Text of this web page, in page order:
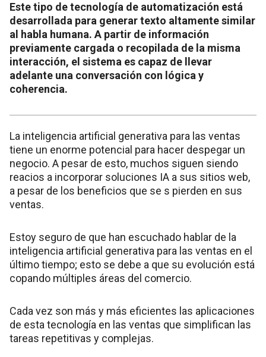
Este tipo de tecnología de automatización está
desarrollada para generar texto altamente similar
al habla humana. A partir de información
previamente cargada o recopilada de la misma
interacción, el sistema es capaz de llevar
adelante una conversación con lógica y
coherencia.
La inteligencia artificial generativa para las ventas
tiene un enorme potencial para hacer despegar un
negocio. A pesar de esto, muchos siguen siendo
reacios a incorporar soluciones IA a sus sitios web,
a pesar de los beneficios que se s pierden en sus
ventas.
Estoy seguro de que han escuchado hablar de la
inteligencia artificial generativa para las ventas en el
último tiempo; esto se debe a que su evolución está
copando múltiples áreas del comercio.
Cada vez son más y más eficientes las aplicaciones
de esta tecnología en las ventas que simplifican las
tareas repetitivas y complejas.